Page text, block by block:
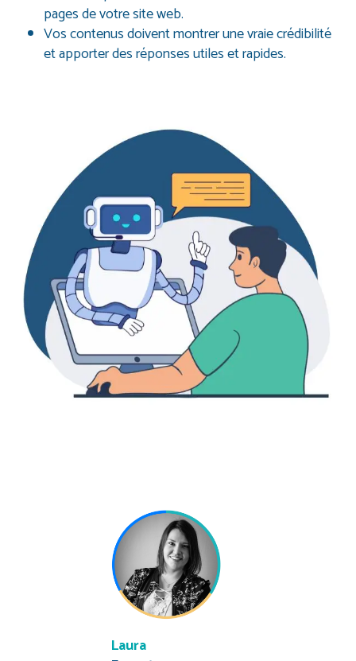
pages de votre site web.
Vos contenus doivent montrer une vraie crédibilité
et apporter des réponses utiles et rapides.
Laura